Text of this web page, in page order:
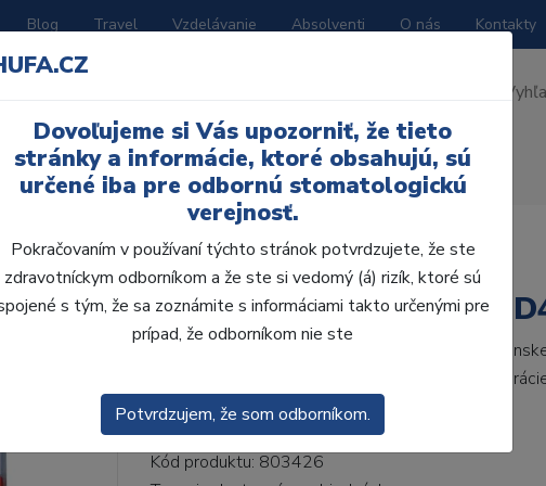
Blog Travel Vzdelávanie Absolventi O nás Kontakty
I42-D44, C2
AcryRock 1x28 S42-I42-
• Dvojvrstvové veľmi estetické živičné zuby
zub.• Vďaka použitiu špeciálnej živice novej
odolávajú ab...ZOBRAZIT VÍCE
Kód produktu: 803426
Dovoľujeme si Vás upozorniť, že tieto
stránky a informácie, ktoré obsahujú, sú
určené iba pre odbornú stomatologickú
verejnosť.
Pokračovaním v používaní týchto stránok potvrdzujete, že ste
zdravotníckym odborníkom a že ste si vedomý (á) rizík, ktoré sú
s tým, že sa zoznámite s informáciami takto určenými pre
prípad, že odborníkom nie ste
Potvrdzujem, že som odborníkom.